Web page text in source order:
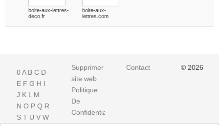
boite-aux-lettres-
deco.fr
boite-aux-
lettres.com
0A B C D
E F G H I
J K L M
N O P Q R
S T U V W
Supprimer
site web
Politique
De
Confidentialite
Contact © 2026